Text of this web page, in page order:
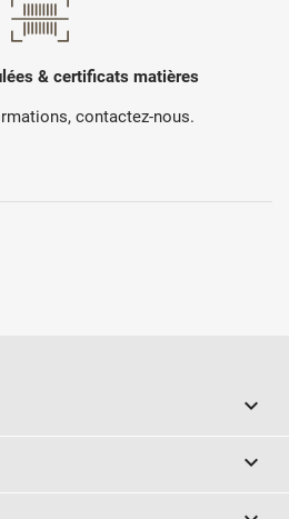
& certificats matières
contactez-nous.

